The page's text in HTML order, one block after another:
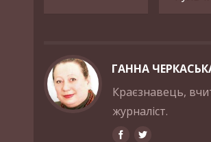
ГАННА
Краєзнавець,
журналіст.